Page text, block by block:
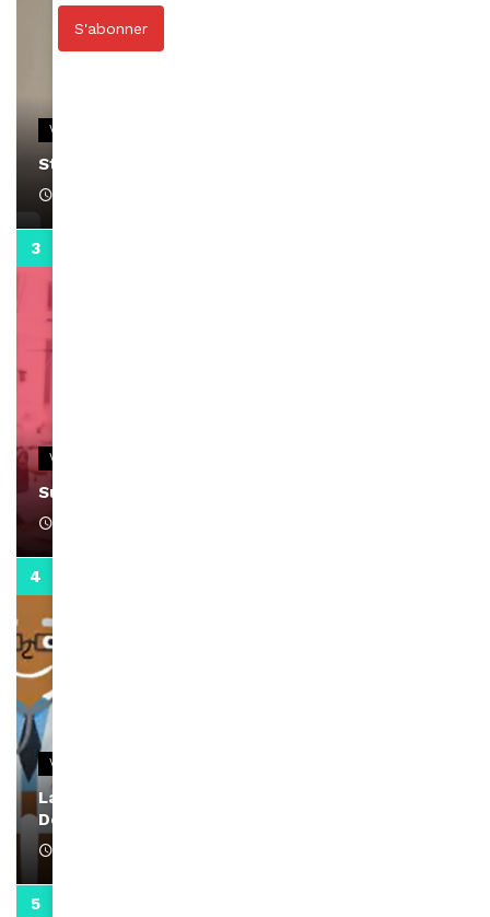
VIDEOS
Stacy passe un message
VIDEOS
Support Black Business Wee-kend
VIDEOS
La rubrique santé speciale coronavirus du
Docteur Makanda
S'abonner